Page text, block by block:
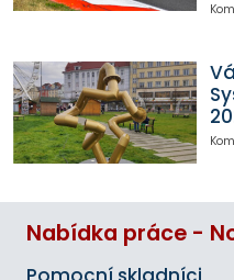
Nabídka práce -